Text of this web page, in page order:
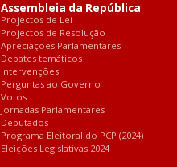
Assembleia da República
Projectos de Lei
Projectos de Resolução
Apreciações Parlamentares
Debates temáticos
Intervenções
Perguntas ao Governo
Votos
Jornadas Parlamentares
Deputados
Programa Eleitoral do PCP (2024)
Eleições Legislativas 2024